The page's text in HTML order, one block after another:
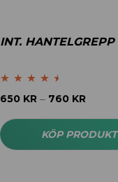
INT. HANTELGREPP
Betygsatt
650 KR – 760 KR
KÖP PRODUKT